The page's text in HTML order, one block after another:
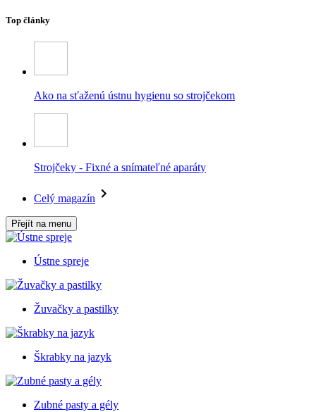
Top články
Ako na sťaženú ústnu hygienu so strojčekom
Strojčeky - Fixné a snímateľné aparáty
Celý magazín
Přejít na menu
Ústne spreje
Žuvačky a pastilky
Škrabky na jazyk
Zubné pasty a gély